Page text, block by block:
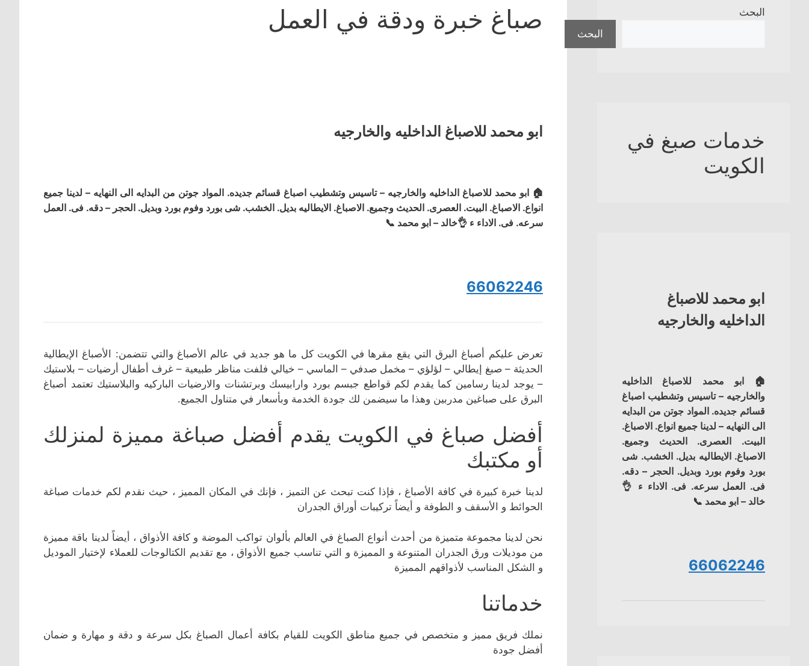
صباغ خبرة ودقة في العمل
ابو محمد للاصباغ الداخليه والخارجيه
🏠 ابو محمد للاصباغ الداخليه والخارجيه – تاسيس وتشطيب اصباغ قسائم جديده. المواد جوتن من البدايه الى النهايه – لدينا جميع
انواع. الاصباغ. البيت. العصرى. الحديث وجميع. الاصباغ. الايطاليه بديل. الخشب. شى بورد وفوم بورد وبديل. الحجر – دقه. فى. العمل
سرعه. فى. الاداء ء 👌خالد – ابو محمد 📞
66062246
تعرض عليكم أصباغ البرق التي يقع مقرها في الكويت كل ما هو جديد في عالم الأصباغ والتي تتضمن: الأصباغ الإيطالية
الحديثة – صبغ إيطالي – لؤلؤي – مخمل صدفي – الماسي – خيالي فلفت مناظر طبيعية – غرف أطفال أرضيات – بلاستيك
– يوجد لدينا رسامين كما يقدم لكم قواطع جبسم بورد وارابيسك وبرتشنات والارضيات الباركيه والبلاستيك تعتمد أصباغ
البرق على صباغين مدربين وهذا ما سيضمن لك جودة الخدمة وبأسعار في متناول الجميع.
أفضل صباغ في الكويت يقدم أفضل صباغة مميزة لمنزلك
أو مكتبك
لدينا خبرة كبيرة في كافة الأصباغ ، فإذا كنت تبحث عن التميز ، فإنك في المكان المميز ، حيث نقدم لكم خدمات صباغة
الحوائط و الأسقف و الطوفة و أيضاً تركيبات أوراق الجدران
نحن لدينا مجموعة متميزة من أحدث أنواع الصباغ في العالم بألوان تواكب الموضة و كافة الأذواق ، أيضاً لدينا باقة مميزة
من موديلات ورق الجدران المتنوعة و المميزة و التي تناسب جميع الأذواق ، مع تقديم الكتالوجات للعملاء لإختيار الموديل
و الشكل المناسب لأذواقهم المميزة
خدماتنا
نملك فريق مميز و متخصص في جميع مناطق الكويت للقيام بكافة أعمال الصباغ بكل سرعة و دقة و مهارة و ضمان
أفضل جودة
البحث
البحث
خدمات صبغ في
الكويت
ابو محمد للاصباغ
الداخليه والخارجيه
🏠 ابو محمد للاصباغ الداخليه
والخارجيه – تاسيس وتشطيب اصباغ
قسائم جديده. المواد جوتن من البدايه
الى النهايه – لدينا جميع انواع. الاصباغ.
البيت. العصرى. الحديث وجميع.
الاصباغ. الايطاليه بديل. الخشب. شى
بورد وفوم بورد وبديل. الحجر – دقه.
فى. العمل سرعه. فى. الاداء ء 👌
خالد – ابو محمد 📞
66062246